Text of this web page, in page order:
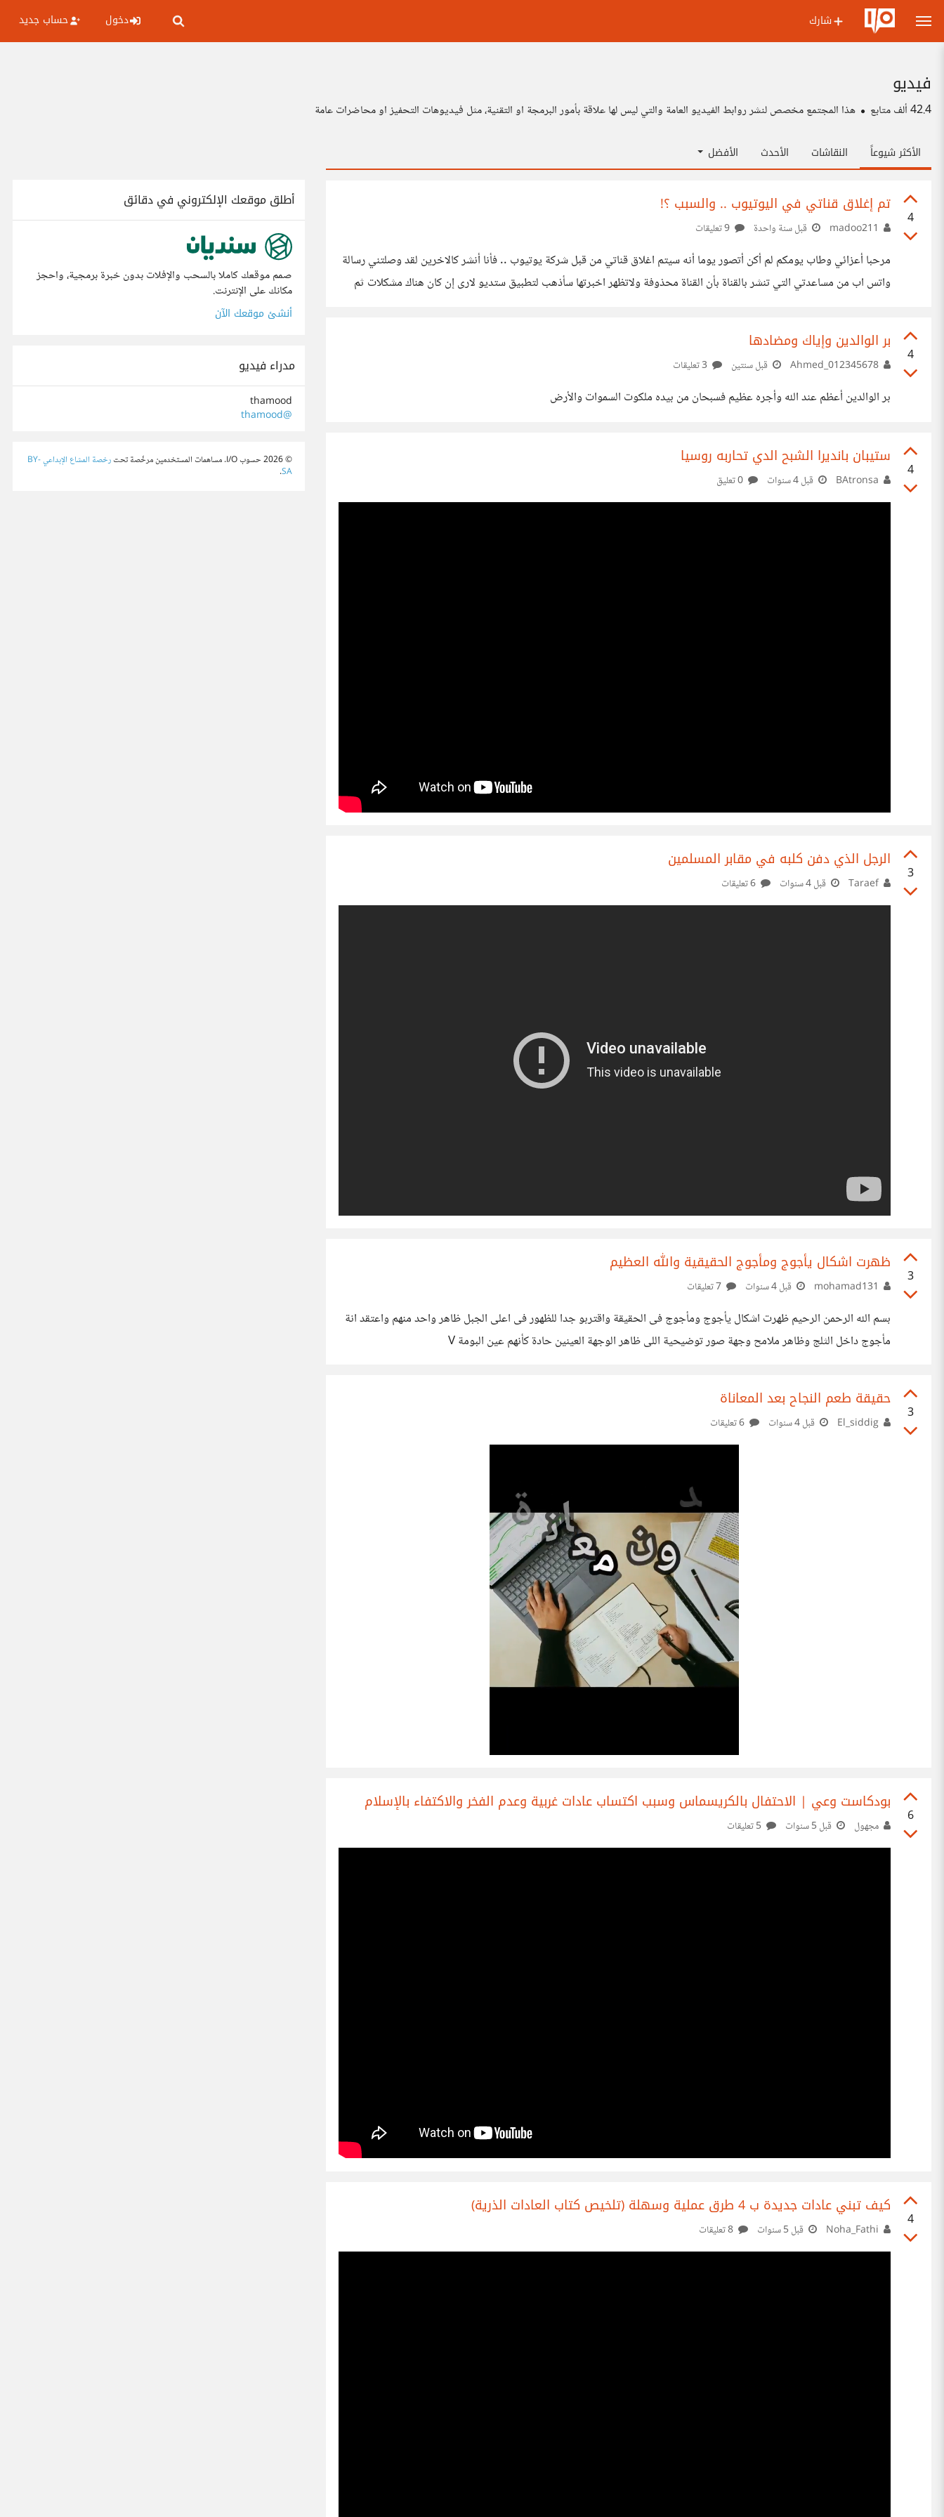
شارك دخول حساب جديد
فيديو
42.4 ألف متابع هذا المجتمع مخصص لنشر روابط الفيديو العامة والتي ليس لها علاقة بأمور البرمجة او التقنية، مثل فيديوهات التحفيز او محاضرات عامة
الأكثر شيوعاً النقاشات الأحدث الأفضل
4
تم إغلاق قناتي في اليوتيوب .. والسبب ؟!
قبل سنة واحدة
مرحبا أعزائي وطاب يومكم لم أكن أتصور يوما أنه سيتم اغلاق قناتي من قبل شركة يوتيوب .. فأنا أنشر كالاخرين لقد وصلتني رسالة
واتس اب من مساعدتي التي تنشر بالقناة بأن القناة محذوفة ولاتظهر اخبرتها سأذهب لتطبيق ستديو لارى إن كان هناك مشكلات ثم
4
بر الوالدين وإياك ومضادها
قبل سنتين
بر الوالدين أعظم عند الله وأجره عظيم فسبحان من بيده ملكوت السموات والأرض
4
ستيبان بانديرا الشبح الدي تحاربه روسيا
قبل 4 سنوات
3
الرجل الذي دفن كلبه في مقابر المسلمين
قبل 4 سنوات
3
ظهرت اشكال يأجوج ومأجوج الحقيقية والله العظيم
قبل 4 سنوات
بسم الله الرحمن الرحيم ظهرت اشكال يأجوج ومأجوج فى الحقيقة واقتربو جدا للظهور فى اعلى الجبل ظاهر واحد منهم واعتقد انة
مأجوج داخل الثلج وظاهر ملامح وجهة صور توضيحية اللى ظاهر الوجهة العينين حادة كأنهم عين البومة V
3
حقيقة طعم النجاح بعد المعاناة
قبل 4 سنوات
6
بودكاست وعي | الاحتفال بالكريسماس وسبب اكتساب عادات غربية وعدم الفخر والاكتفاء بالإسلام
مجهول قبل 5 سنوات
4
كيف تبني عادات جديدة ب 4 طرق عملية وسهلة (تلخيص كتاب العادات الذرية)
قبل 5 سنوات
أطلق موقعك الإلكتروني في دقائق
صمم موقعك كاملا بالسحب والإفلات بدون خبرة برمجية، واحجز
مكانك على الإنترنت.
أنشئ موقعك الآن
مدراء فيديو
thamood
@thamood
© 2026 حسوب I/O. مساهمات المستخدمين مرخّصة تحت
رخصة المشاع الإبداعي BY-
SA
.